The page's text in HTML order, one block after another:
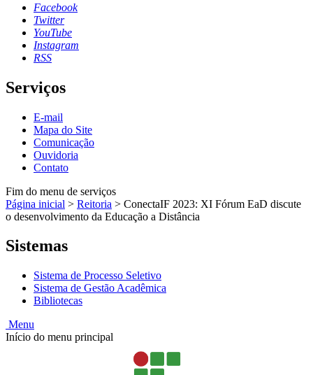
Facebook
Twitter
YouTube
Instagram
RSS
Serviços
E-mail
Mapa do Site
Comunicação
Ouvidoria
Contato
Fim do menu de serviços
Página inicial > Reitoria > ConectaIF 2023: XI Fórum EaD discute
o desenvolvimento da Educação a Distância
Sistemas
Sistema de Processo Seletivo
Sistema de Gestão Acadêmica
Bibliotecas
Menu
Início do menu principal